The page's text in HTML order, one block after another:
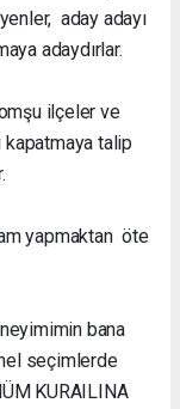
aday adayı
adaydırlar.
ilçeler ve
kapatmaya talip
yapmaktan öte
bana
seçimlerde
KURAILINA